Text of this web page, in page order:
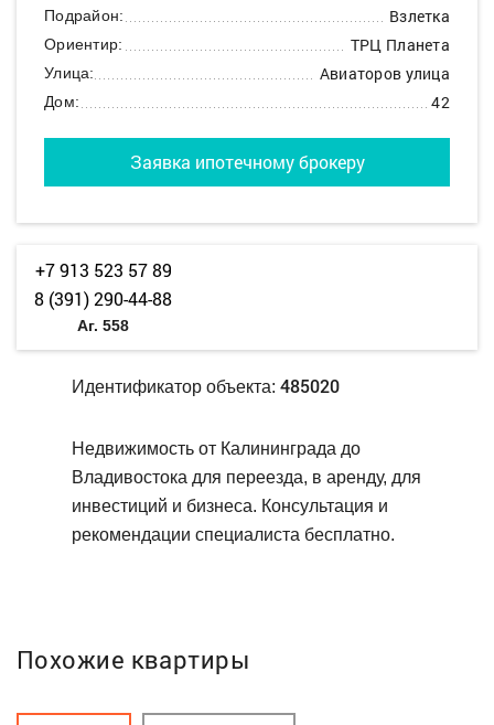
Подрайон: Взлетка
Ориентир: ТРЦ Планета
Улица: Авиаторов улица
Дом: 42
Заявка ипотечному брокеру
+7 913 523 57 89
8 (391) 290-44-88
Аг. 558
Идентификатор объекта: 485020
Недвижимость от Калининграда до
Владивостока для переезда, в аренду, для
инвестиций и бизнеса. Консультация и
рекомендации специалиста бесплатно.
Похожие квартиры